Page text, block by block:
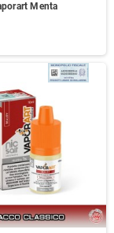
Menta